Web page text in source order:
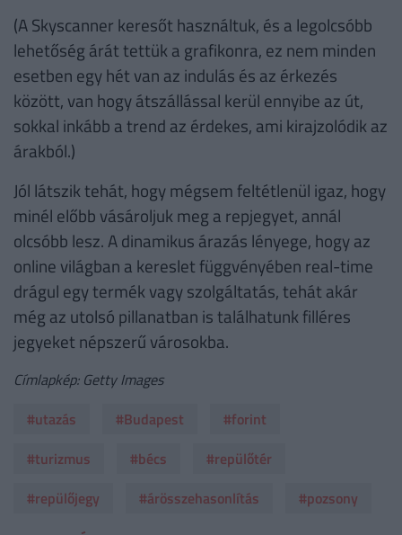
(A Skyscanner keresőt használtuk, és a legolcsóbb
lehetőség árát tettük a grafikonra, ez nem minden
esetben egy hét van az indulás és az érkezés
között, van hogy átszállással kerül ennyibe az út,
sokkal inkább a trend az érdekes, ami kirajzolódik az
árakból.)
Jól látszik tehát, hogy mégsem feltétlenül igaz, hogy
minél előbb vásároljuk meg a repjegyet, annál
olcsóbb lesz. A dinamikus árazás lényege, hogy az
online világban a kereslet függvényében real-time
drágul egy termék vagy szolgáltatás, tehát akár
még az utolsó pillanatban is találhatunk filléres
jegyeket népszerű városokba.
Címlapkép: Getty Images
#utazás
#Budapest
#forint
#turizmus
#bécs
#repülőtér
#repülőjegy
#árösszehasonlítás
#pozsony